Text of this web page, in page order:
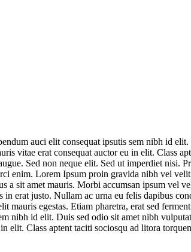
auci elit consequat ipsutis sem nibh id
vitae erat consequat auctor eu in elit. Class
Sed non neque elit. Sed ut imperdiet nisi.
enim. Lorem Ipsum proin gravida nibh vel
a sit amet mauris. Morbi accumsan ipsum vel
erat justo. Nullam ac urna eu felis dapibus
mauris egestas. Etiam pharetra, erat sed
nibh id elit. Duis sed odio sit amet nibh
elit. Class aptent taciti sociosqu ad litora